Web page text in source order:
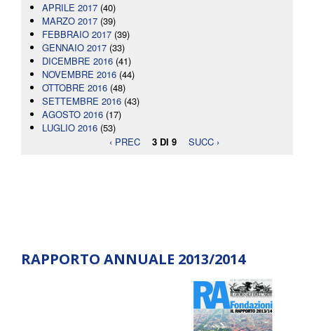
APRILE 2017 (40)
MARZO 2017 (39)
FEBBRAIO 2017 (39)
GENNAIO 2017 (33)
DICEMBRE 2016 (41)
NOVEMBRE 2016 (44)
OTTOBRE 2016 (48)
SETTEMBRE 2016 (43)
AGOSTO 2016 (17)
LUGLIO 2016 (53)
‹ PREC
3 DI 9 SUCC ›
RAPPORTO ANNUALE 2013/2014